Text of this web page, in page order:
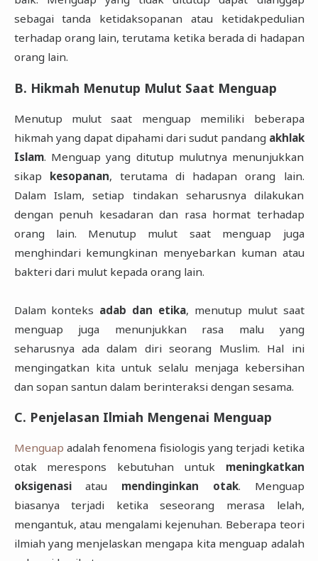
sebagai tanda ketidaksopanan atau ketidakpedulian
terhadap orang lain, terutama ketika berada di hadapan
orang lain.
B. Hikmah Menutup Mulut Saat Menguap
Menutup mulut saat menguap memiliki beberapa
hikmah yang dapat dipahami dari sudut pandang akhlak
Islam. Menguap yang ditutup mulutnya menunjukkan
sikap kesopanan, terutama di hadapan orang lain.
Dalam Islam, setiap tindakan seharusnya dilakukan
dengan penuh kesadaran dan rasa hormat terhadap
orang lain. Menutup mulut saat menguap juga
menghindari kemungkinan menyebarkan kuman atau
bakteri dari mulut kepada orang lain.
Dalam konteks adab dan etika, menutup mulut saat
menguap juga menunjukkan rasa malu yang
seharusnya ada dalam diri seorang Muslim. Hal ini
mengingatkan kita untuk selalu menjaga kebersihan
dan sopan santun dalam berinteraksi dengan sesama.
C. Penjelasan Ilmiah Mengenai Menguap
Menguap adalah fenomena fisiologis yang terjadi ketika
otak merespons kebutuhan untuk meningkatkan
oksigenasiatau mendinginkan otak. Menguap
biasanya terjadi ketika seseorang merasa lelah,
mengantuk, atau mengalami kejenuhan. Beberapa teori
ilmiah yang menjelaskan mengapa kita menguap adalah